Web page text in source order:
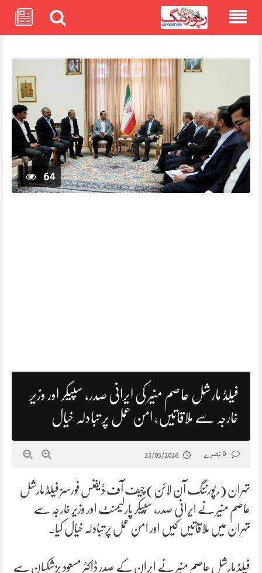
64
فیلڈ مارشل عاصم منیر کی ایرانی صدر، سپیکر اور وزیر
خارجہ سے ملاقاتیں، امن عمل پر تبادلہ خیال
23/05/2026
تہران (رپورٹنگ آن لائن) چیف آف ڈیفنس فورسز فیلڈ مارشل
عاصم منیر نے ایرانی صدر، سپیکر پارلیمنٹ اور وزیر خارجہ سے
تہران میں ملاقاتیں کیں اور امن عمل پر تبادلہ خیال کیا۔
فیلڈ مارشل عاصم منیر نے ایران کے صدر ڈاکٹر مسعود پزشکیان سے